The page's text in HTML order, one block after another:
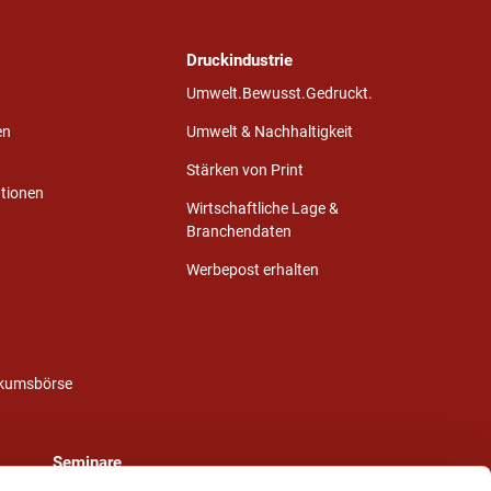
Druckindustrie
Umwelt.Bewusst.Gedruckt.
Umwelt & Nachhaltigkeit
Stärken von Print
Wirtschaftliche Lage &
Branchendaten
Werbepost erhalten
Seminare